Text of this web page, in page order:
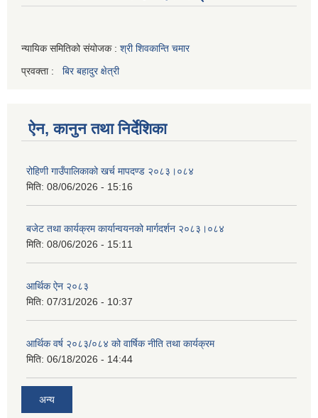
न्यायिक समितिको संयोजक : श्री शिवकान्ति चमार
प्रवक्ता : बिर बहादुर क्षेत्री
ऐन, कानुन तथा निर्देशिका
रोहिणी गाउँपालिकाको खर्च मापदण्ड २०८३।०८४
मिति: 08/06/2026 - 15:16
बजेट तथा कार्यक्रम कार्यान्वयनको मार्गदर्शन २०८३।०८४
मिति: 08/06/2026 - 15:11
आर्थिक ऐन २०८३
मिति: 07/31/2026 - 10:37
आर्थिक वर्ष २०८३/०८४ को वार्षिक नीति तथा कार्यक्रम
मिति: 06/18/2026 - 14:44
अन्य